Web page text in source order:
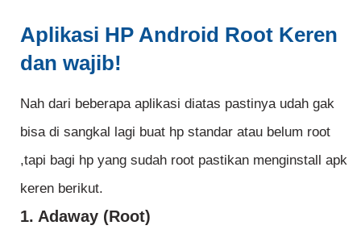
Aplikasi HP Android Root Keren
dan wajib!
Nah dari beberapa aplikasi diatas pastinya udah gak
bisa di sangkal lagi buat hp standar atau belum root
,tapi bagi hp yang sudah root pastikan menginstall apk
keren berikut.
1. Adaway (Root)